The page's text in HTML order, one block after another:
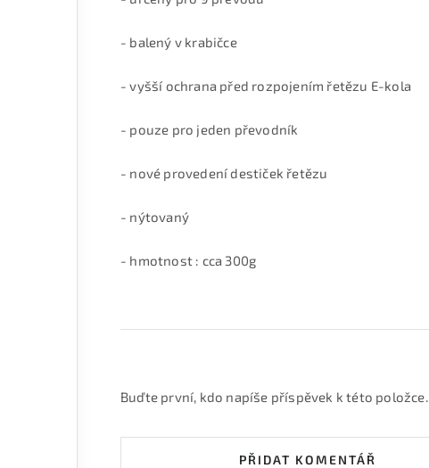
- balený v krabičce
- vyšší ochrana před rozpojením řetězu E-kola
- pouze pro jeden převodník
- nové provedení destiček řetězu
- nýtovaný
- hmotnost : cca 300g
Buďte první, kdo napíše příspěvek k této položce.
PŘIDAT KOMENTÁŘ